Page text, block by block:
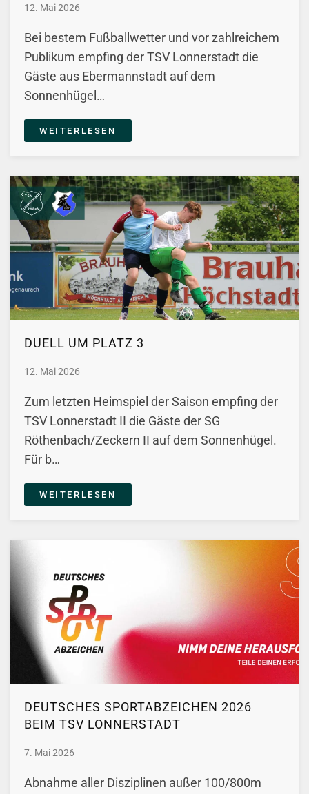
12. Mai 2026
Bei bestem Fußballwetter und vor zahlreichem
Publikum empfing der TSV Lonnerstadt die
Gäste aus Ebermannstadt auf dem
Sonnenhügel…
WEITERLESEN
DUELL UM PLATZ 3
12. Mai 2026
Zum letzten Heimspiel der Saison empfing der
TSV Lonnerstadt II die Gäste der SG
Röthenbach/Zeckern II auf dem Sonnenhügel.
Für b…
WEITERLESEN
DEUTSCHES SPORTABZEICHEN 2026
BEIM TSV LONNERSTADT
7. Mai 2026
Abnahme aller Disziplinen außer 100/800m